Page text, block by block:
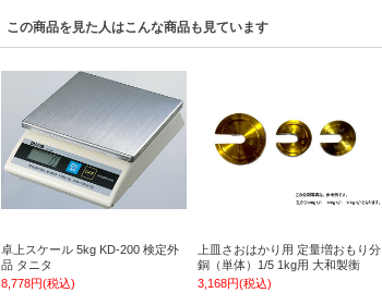
この商品を見た人はこんな商品も見ています
卓上スケール 5kg KD-200 検定外
品 タニタ
8,778円(税込)
上皿さおはかり用 定量増おもり分
銅（単体）1/5 1kg用 大和製衡
3,168円(税込)